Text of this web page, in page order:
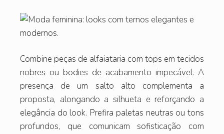
Combine peças de alfaiataria com tops em tecidos
nobres ou bodies de acabamento impecável. A
presença de um salto alto complementa a
proposta, alongando a silhueta e reforçando a
elegância do look. Prefira paletas neutras ou tons
profundos, que comunicam sofisticação com